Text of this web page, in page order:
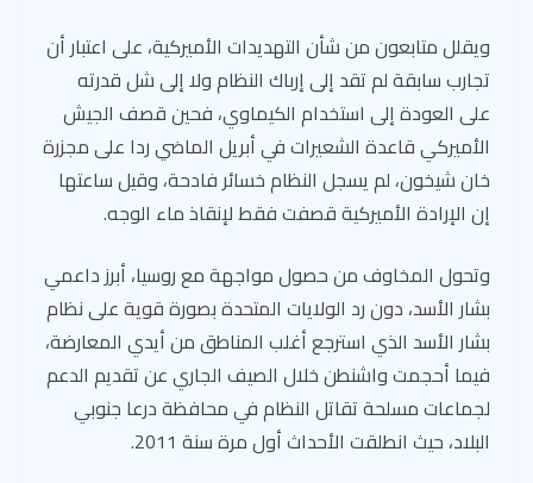
ويقلل متابعون من شأن التهديدات الأميركية، على اعتبار أن
تجارب سابقة لم تقد إلى إرباك النظام ولا إلى شل قدرته
على العودة إلى استخدام الكيماوي، فحين قصف الجيش
الأميركي قاعدة الشعيرات في أبريل الماضي ردا على مجزرة
خان شيخون، لم يسجل النظام خسائر فادحة، وقيل ساعتها
إن الإرادة الأميركية قصفت فقط لإنقاذ ماء الوجه.
وتحول المخاوف من حصول مواجهة مع روسيا، أبرز داعمي
بشار الأسد، دون رد الولايات المتحدة بصورة قوية على نظام
بشار الأسد الذي استرجع أغلب المناطق من أيدي المعارضة،
فيما أحجمت واشنطن خلال الصيف الجاري عن تقديم الدعم
لجماعات مسلحة تقاتل النظام في محافظة درعا جنوبي
البلاد، حيث انطلقت الأحداث أول مرة سنة 2011.